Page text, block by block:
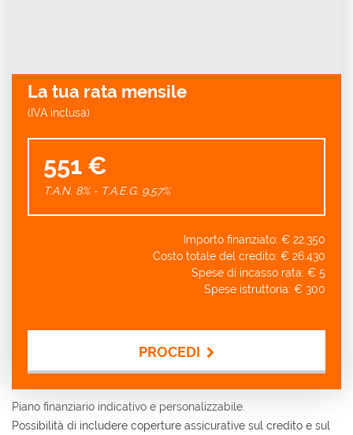
La tua rata mensile
(IVA inclusa)
551 €
T.A.N. 8% - T.A.E.G. 9,57%
Importo finanziato: € 22.350
Costo totale del credito: € 26.430
Spese di incasso rata: € 5
Spese istruttoria: € 300
PROCEDI
Contattaci
Piano finanziario indicativo e personalizzabile.
Possibilità di includere coperture assicurative sul credito e sul